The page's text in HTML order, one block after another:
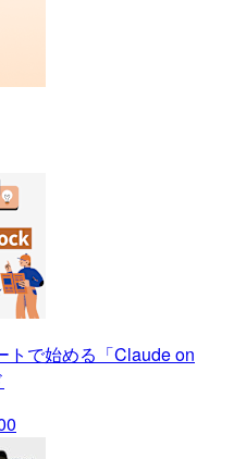
トで始める「Claude on